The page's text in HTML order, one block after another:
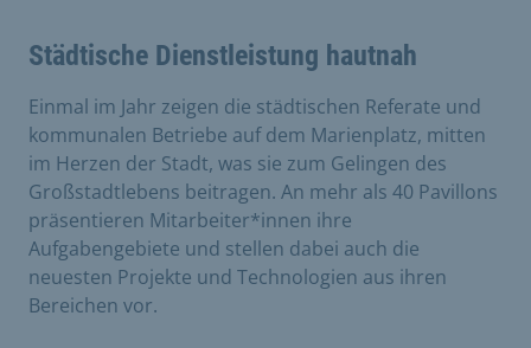
Städtische Dienstleistung hautnah
Einmal im Jahr zeigen die städtischen Referate und
kommunalen Betriebe auf dem Marienplatz, mitten
im Herzen der Stadt, was sie zum Gelingen des
Großstadtlebens beitragen. An mehr als 40 Pavillons
präsentieren Mitarbeiter*innen ihre
Aufgabengebiete und stellen dabei auch die
neuesten Projekte und Technologien aus ihren
Bereichen vor.